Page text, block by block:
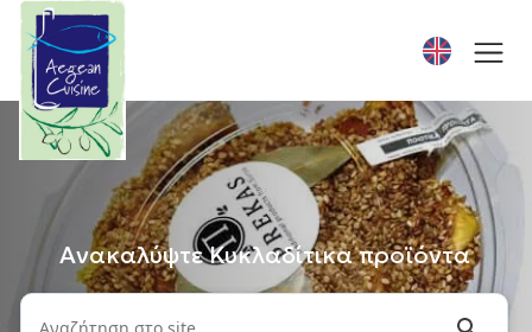
Ανακαλύψτε Κυκλαδίτικα προϊόντα